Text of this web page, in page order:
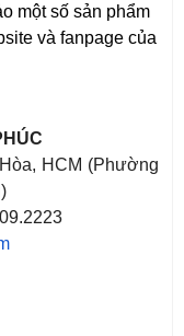
một số sản phẩm
và fanpage của
HCM (Phường